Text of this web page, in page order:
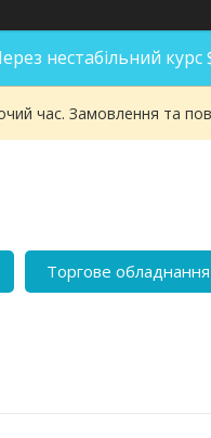
нестабільний
час. Замовлення та
Торгове обладнання